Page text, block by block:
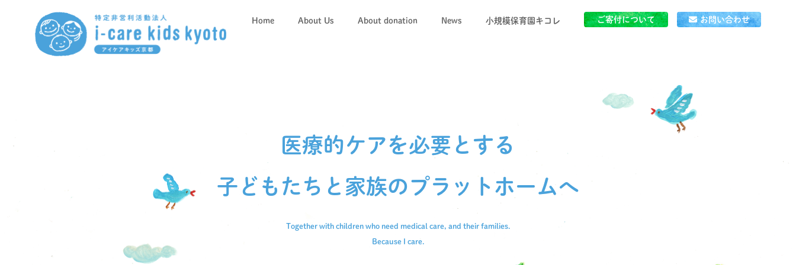
Home About Us About donation News 小規模保育園キコレ ご寄付について お問い合わせ
医療的ケアを必要とする
子どもたちと 家族のプラットホームへ
Together with children who need medical care, and their families.
Because I care.